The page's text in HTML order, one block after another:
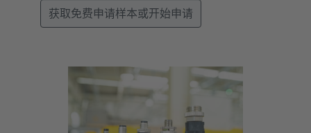
获取免费申请样本或开始申请